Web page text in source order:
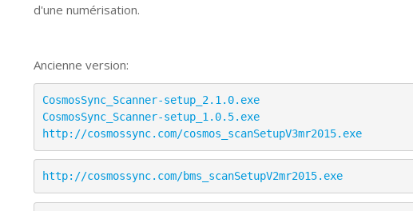
d'une numérisation.
Ancienne version:
CosmosSync_Scanner-setup_2.1.0.exe
CosmosSync_Scanner-setup_1.0.5.exe
http://cosmossync.com/cosmos_scanSetupV3mr2015.exe
http://cosmossync.com/bms_scanSetupV2mr2015.exe